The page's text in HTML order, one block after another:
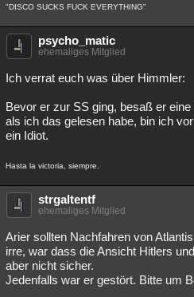
"DISCO SUCKS FUCK EVERYTHING"
psycho_matic
ehemaliges Mitglied
Ich verrat euch was über Himmler:
Bevor er zur SS ging, besaß er
als ich das gelesen habe, bin ich
ein Idiot.
Hasta la victoria, siempre.
strgaltentf
ehemaliges Mitglied
Arier sollten Nachfahren von
irre, war dass die Ansicht Hitlers
aber nicht sicher.
Jedenfalls war er gestört. Bitte um